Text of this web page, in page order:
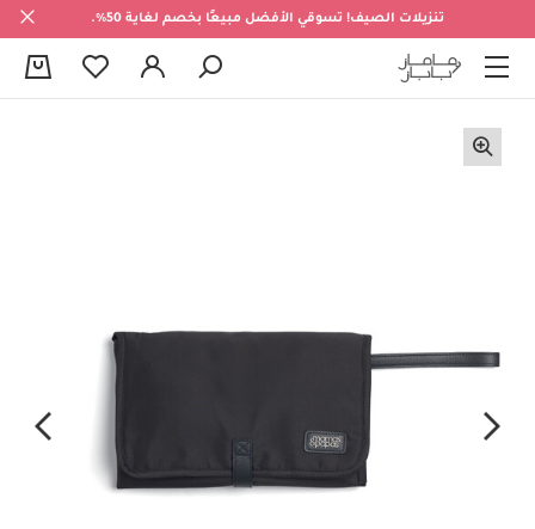
تنزيلات الصيف! تسوقي الأفضل مبيعًا بخصم لغاية 50%.